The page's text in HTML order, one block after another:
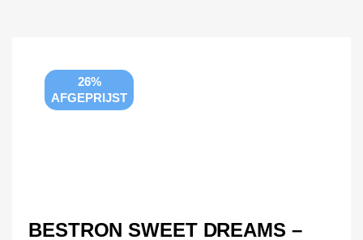
26%
AFGEPRIJST
BESTRON SWEET DREAMS –